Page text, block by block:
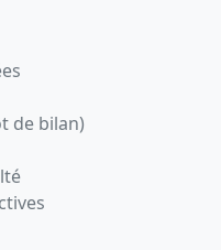
de bilan)